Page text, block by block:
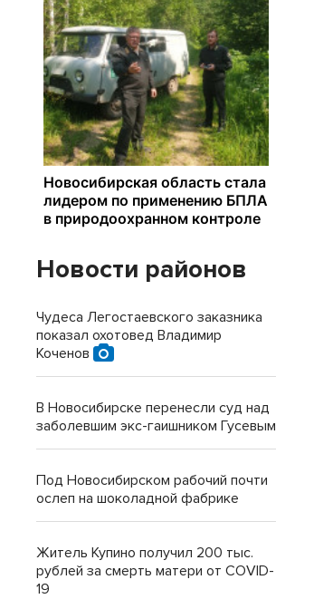
Новости районов
Чудеса Легостаевского заказника
показал охотовед Владимир
Коченов
В Новосибирске перенесли суд над
заболевшим экс-гаишником Гусевым
Под Новосибирском рабочий почти
ослеп на шоколадной фабрике
Житель Купино получил 200 тыс.
рублей за смерть матери от COVID-
19